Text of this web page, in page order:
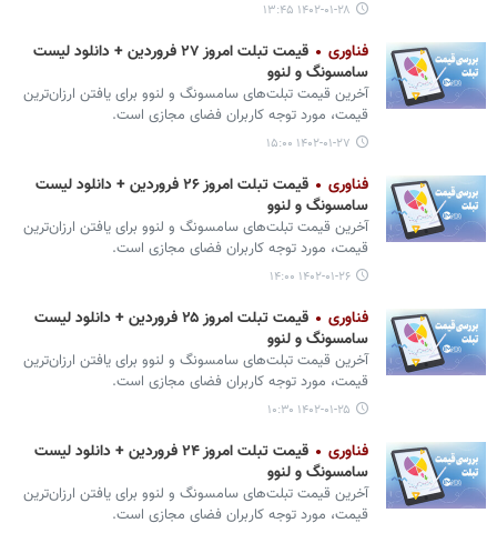
۱۴۰۲-۰۱-۲۸ ۱۳:۴۵
فناوری
قیمت تبلت امروز ۲۷ فروردین + دانلود لیست
سامسونگ و لنوو
آخرین قیمت تبلت‌های سامسونگ و لنوو برای یافتن ارزان‌ترین
قیمت، مورد توجه کاربران فضای مجازی است.
۱۴۰۲-۰۱-۲۷ ۱۵:۰۰
فناوری
قیمت تبلت امروز ۲۶ فروردین + دانلود لیست
سامسونگ و لنوو
آخرین قیمت تبلت‌های سامسونگ و لنوو برای یافتن ارزان‌ترین
قیمت، مورد توجه کاربران فضای مجازی است.
۱۴۰۲-۰۱-۲۶ ۱۴:۰۰
فناوری
قیمت تبلت امروز ۲۵ فروردین + دانلود لیست
سامسونگ و لنوو
آخرین قیمت تبلت‌های سامسونگ و لنوو برای یافتن ارزان‌ترین
قیمت، مورد توجه کاربران فضای مجازی است.
۱۴۰۲-۰۱-۲۵ ۱۰:۳۰
فناوری
قیمت تبلت امروز ۲۴ فروردین + دانلود لیست
سامسونگ و لنوو
آخرین قیمت تبلت‌های سامسونگ و لنوو برای یافتن ارزان‌ترین
قیمت، مورد توجه کاربران فضای مجازی است.